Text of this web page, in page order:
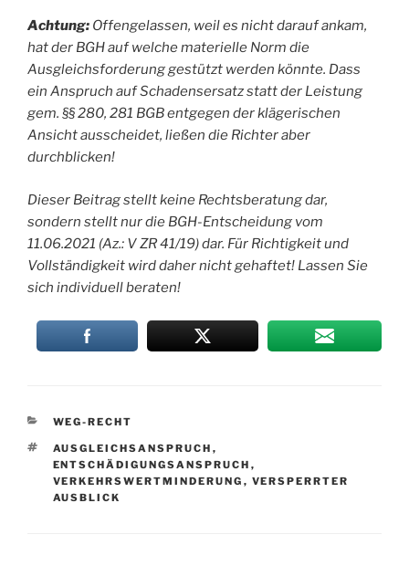
Achtung: Offengelassen, weil es nicht darauf ankam,
hat der BGH auf welche materielle Norm die
Ausgleichsforderung gestützt werden könnte. Dass
ein Anspruch auf Schadensersatz statt der Leistung
gem. §§ 280, 281 BGB entgegen der klägerischen
Ansicht ausscheidet, ließen die Richter aber
durchblicken!
Dieser Beitrag stellt keine Rechtsberatung dar,
sondern stellt nur die BGH-Entscheidung vom
11.06.2021 (Az.: V ZR 41/19) dar. Für Richtigkeit und
Vollständigkeit wird daher nicht gehaftet! Lassen Sie
sich individuell beraten!
KATEGORIEN
WEG-RECHT
SCHLAGWÖRTER
AUSGLEICHSANSPRUCH ,
ENTSCHÄDIGUNGSANSPRUCH ,
VERKEHRSWERTMINDERUNG , VERSPERRTER
AUSBLICK